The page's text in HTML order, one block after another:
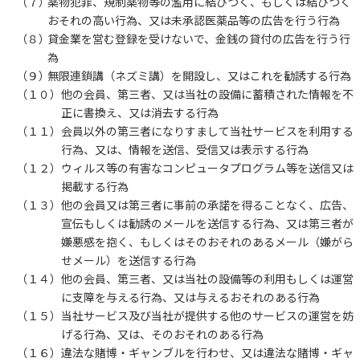
おそれの高い行為、又は未承認医薬品等の広告を行う行為
（８）貸金業を営む登録を受けないで、金銭の貸付の広告を行う行
為
（９）無限連鎖講（ネズミ講）を開設し、又はこれを勧誘する行為
（１０） 他の会員、第三者、又は当社の設備に蓄積された情報を不
正に書換え、又は消去する行為
（１１） 会員以外の第三者になりすまして当社サービスを利用する
行為、又は、情報を送信、受信又は表示する行為
（１２） ウィルス等の有害なコンピュータプログラム等を送信又は
掲載する行為
（１３） 他の会員又は第三者に事前の承諾を得ることなく、広告、
宣伝もしくは勧誘のメールを送信する行為、又は第三者が
嫌悪感を抱く、もしくはそのおそれのあるメール（嫌がら
せメール）を送信する行為
（１４） 他の会員、第三者、又は当社の設備等の利用もしくは運営
に支障を与える行為、又は与えるおそれのある行為
（１５） 当社サービス及び当社が提供する他のサービスの運営を妨
げる行為、又は、そのおそれのある行為
（１６） 違法な賭博・ギャンブルを行わせ、又は違法な賭博・ギャ